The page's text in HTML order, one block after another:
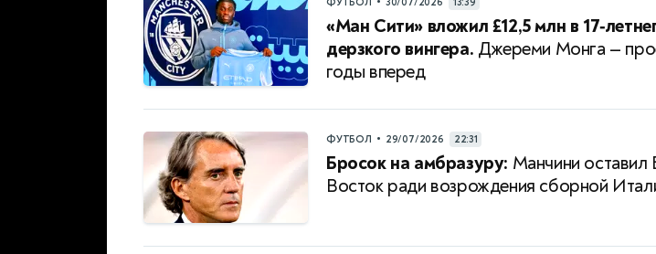
ФУТБОЛ 30/07/2026 13:39
«Ман Сити» вложил £12,5 млн в
дерзкого вингера. Джереми Монга —
годы вперед
ФУТБОЛ • 29/07/2026 22:31
Бросок на амбразуру: Манчини оставил
Восток ради возрождения сборной